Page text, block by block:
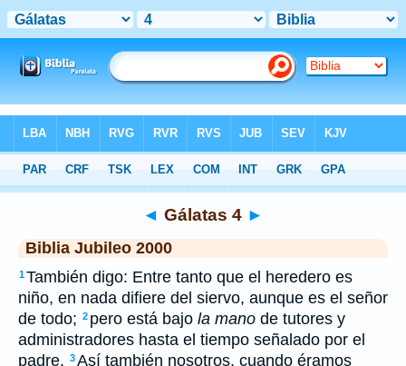
>JUB> Gálatas 4
◄ Gálatas 4 ►
Biblia Jubileo 2000
1También digo: Entre tanto que el heredero es
niño, en nada difiere del siervo, aunque es el señor
de todo; 2 pero está bajo la mano de tutores y
administradores hasta el tiempo señalado por el
padre. 3Así también nosotros, cuando éramos